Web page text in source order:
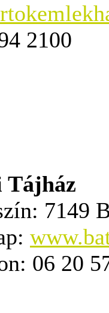
2100
Tájház
7149
06 20